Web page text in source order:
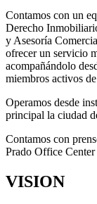
Contamos con un
Derecho
y Asesoría
ofrecer un servicio
acompañándolo
miembros activos
Operamos desde
principal la ciudad
Contamos con
Prado Office
VISION